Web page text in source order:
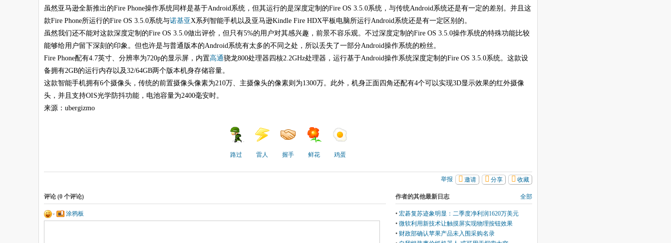
虽然亚马逊全新推出的Fire Phone操作系统同样是基于Android系统，但其运行的是深度定制的Fire OS 3.5.0系统，与传统Android系统还是有一定的差别。并且这
款Fire Phone所运行的Fire OS 3.5.0系统与诺基亚X系列智能手机以及亚马逊Kindle Fire HDX平板电脑所运行Android系统还是有一定区别的。
虽然我们还不能对这款深度定制的Fire OS 3.5.0做出评价，但只有5%的用户对其感兴趣，前景不容乐观。不过深度定制的Fire OS 3.5.0操作系统的特殊功能比较
能够给用户留下深刻的印象。但也许是与普通版本的Android系统有太多的不同之处，所以丢失了一部分Android操作系统的粉丝。
Fire Phone配有4.7英寸、分辨率为720p的显示屏，内置高通骁龙800处理器四核2.2GHz处理器，运行基于Android操作系统深度定制的Fire OS 3.5.0系统。这款设
备拥有2GB的运行内存以及32/64GB两个版本机身存储容量。
这款智能手机拥有6个摄像头，传统的前置摄像头像素为210万、主摄像头的像素则为1300万。此外，机身正面四角还配有4个可以实现3D显示效果的红外摄像
头，并且支持OIS光学防抖功能，电池容量为2400毫安时。
来源：ubergizmo
路过 雷人 握手 鲜花 鸡蛋
收藏
分享
邀请
举报
全部
作者的其他最新日志
•宏碁复苏迹象明显：二季度净利润1620万美元
•微软利用新技术让触摸屏实现物理按钮效果
• 财政部确认苹果产品未入围采购名录
评论 (0 个评论)
涂鸦板